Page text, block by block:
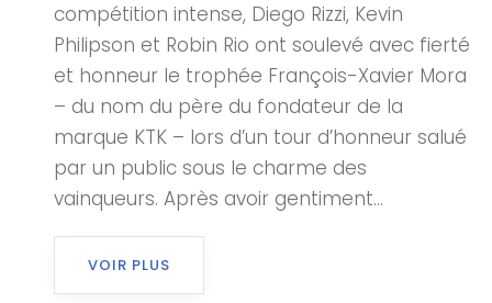
compétition intense, Diego Rizzi, Kevin
Philipson et Robin Rio ont soulevé avec fierté
et honneur le trophée François-Xavier Mora
– du nom du père du fondateur de la
marque KTK – lors d’un tour d’honneur salué
par un public sous le charme des
vainqueurs. Après avoir gentiment...
VOIR PLUS